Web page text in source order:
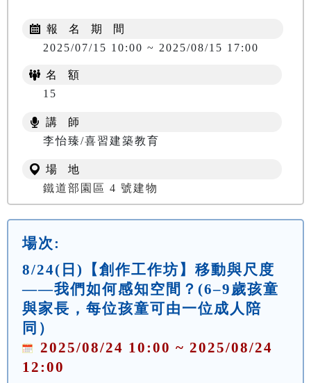
報 名 期 間
2025/07/15 10:00 ~ 2025/08/15 17:00
名 額
15
講 師
李怡臻/喜習建築教育
場 地
鐵道部園區 4 號建物
場次:
8/24(日)【創作工作坊】移動與尺度
——我們如何感知空間？(6–9歲孩童
與家長，每位孩童可由一位成人陪
同）
2025/08/24 10:00 ~ 2025/08/24
12:00